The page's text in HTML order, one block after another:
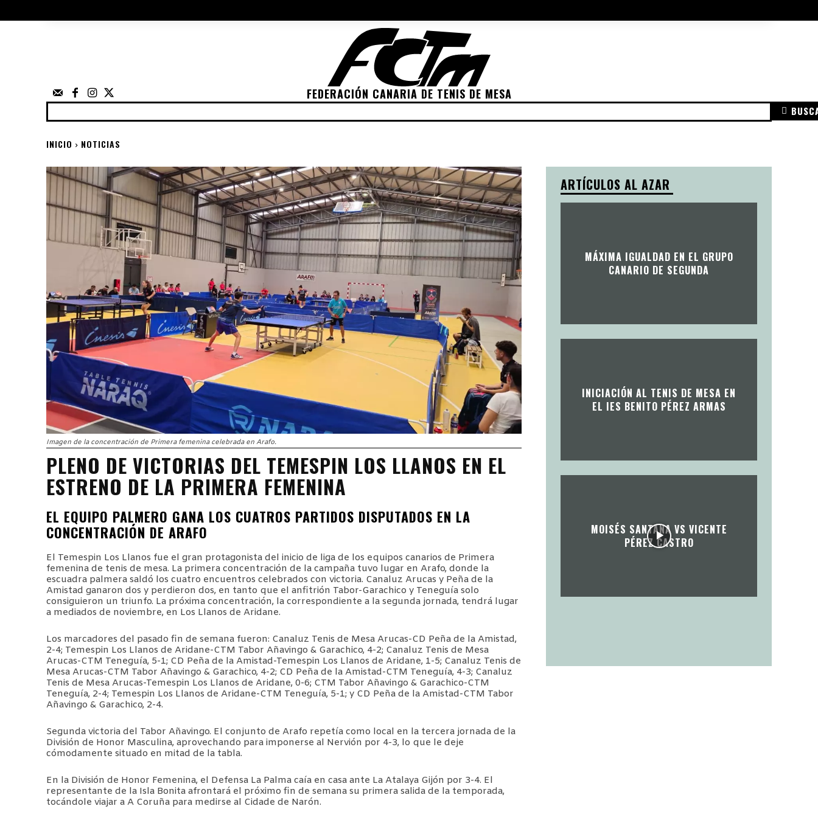
FEDERACIÓN CANARIA DE TENIS DE MESA
POLÍTICA DE PRIVACIDAD
INICIO NOTICIAS
Imagen de la concentración de Primera femenina celebrada en Arafo.
PLENO DE VICTORIAS DEL TEMESPIN LOS LLANOS EN EL
ESTRENO DE LA PRIMERA FEMENINA
EL EQUIPO PALMERO GANA LOS CUATROS PARTIDOS DISPUTADOS EN LA
CONCENTRACIÓN DE ARAFO
El Temespin Los Llanos fue el gran protagonista del inicio de liga de los equipos canarios de Primera
femenina de tenis de mesa. La primera concentración de la campaña tuvo lugar en Arafo, donde la
escuadra palmera saldó los cuatro encuentros celebrados con victoria. Canaluz Arucas y Peña de la
Amistad ganaron dos y perdieron dos, en tanto que el anfitrión Tabor-Garachico y Teneguía solo
consiguieron un triunfo. La próxima concentración, la correspondiente a la segunda jornada, tendrá lugar
a mediados de noviembre, en Los Llanos de Aridane.
Los marcadores del pasado fin de semana fueron: Canaluz Tenis de Mesa Arucas-CD Peña de la Amistad,
2-4; Temespin Los Llanos de Aridane-CTM Tabor Añavingo & Garachico, 4-2; Canaluz Tenis de Mesa
Arucas-CTM Teneguía, 5-1; CD Peña de la Amistad-Temespin Los Llanos de Aridane, 1-5; Canaluz Tenis de
Mesa Arucas-CTM Tabor Añavingo & Garachico, 4-2; CD Peña de la Amistad-CTM Teneguía, 4-3; Canaluz
Tenis de Mesa Arucas-Temespin Los Llanos de Aridane, 0-6; CTM Tabor Añavingo & Garachico-CTM
Teneguía, 2-4; Temespin Los Llanos de Aridane-CTM Teneguía, 5-1; y CD Peña de la Amistad-CTM Tabor
Añavingo & Garachico, 2-4.
Segunda victoria del Tabor Añavingo. El conjunto de Arafo repetía como local en la tercera jornada de la
División de Honor Masculina, aprovechando para imponerse al Nervión por 4-3, lo que le deje
cómodamente situado en mitad de la tabla.
En la División de Honor Femenina, el Defensa La Palma caía en casa ante La Atalaya Gijón por 3-4. El
representante de la Isla Bonita afrontará el próximo fin de semana su primera salida de la temporada,
tocándole viajar a A Coruña para medirse al Cidade de Narón.
ARTÍCULOS AL AZAR
MÁXIMA IGUALDAD EN EL GRUPO
CANARIO DE SEGUNDA
INICIACIÓN AL TENIS DE MESA EN
EL IES BENITO PÉREZ ARMAS
MOISÉS SANTANA VS VICENTE
PÉREZ CASTRO